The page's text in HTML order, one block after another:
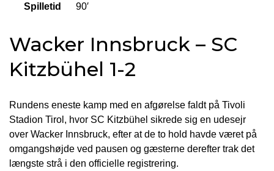
Spilletid
90′
Wacker Innsbruck – SC
Kitzbühel 1-2
Rundens eneste kamp med en afgørelse faldt på Tivoli
Stadion Tirol, hvor SC Kitzbühel sikrede sig en udesejr
over Wacker Innsbruck, efter at de to hold havde været på
omgangshøjde ved pausen og gæsterne derefter trak det
længste strå i den officielle registrering.